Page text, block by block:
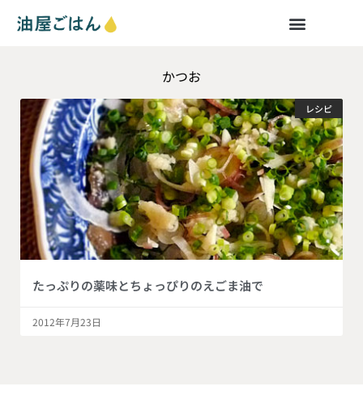
かつお
レシピ
たっぷりの薬味とちょっぴりのえごま油で
2012年7月23日